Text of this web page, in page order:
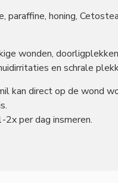
paraffine, honing,
wonden,
en schrale
kan direct op de wond
2x per dag insmeren.